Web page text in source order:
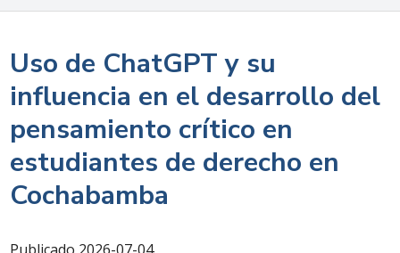
Uso de ChatGPT y su
influencia en el desarrollo del
pensamiento crítico en
estudiantes de derecho en
Cochabamba